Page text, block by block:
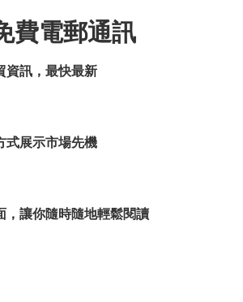
費電郵通訊
資訊，最快最新
式展示市場先機
，讓你隨時隨地輕鬆閱讀